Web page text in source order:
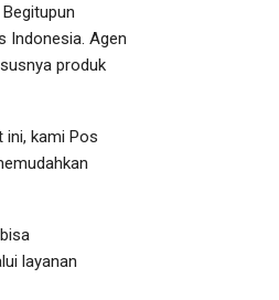
Indonesia. Agen
produk
ini, kami Pos
layanan